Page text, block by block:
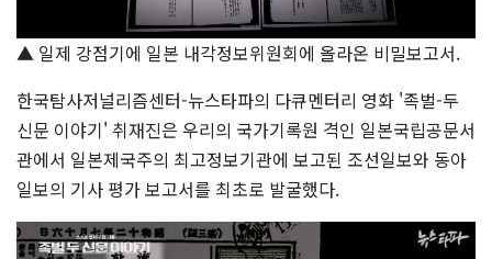
▲ 일제 강점기에 일본 내각정보위원회에 올라온 비밀보고서.
한국탐사저널리즘센터-뉴스타파의 다큐멘터리 영화 '족벌-두
신문 이야기' 취재진은 우리의 국가기록원 격인 일본국립공문서
관에서 일본제국주의 최고정보기관에 보고된 조선일보와 동아
일보의 기사 평가 보고서를 최초로 발굴했다.